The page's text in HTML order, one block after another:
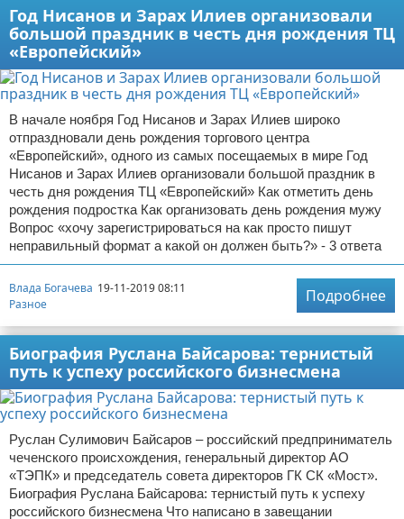
Год Нисанов и Зарах Илиев организовали
большой праздник в честь дня рождения ТЦ
«Европейский»
В начале ноября Год Нисанов и Зарах Илиев широко
отпраздновали день рождения торгового центра
«Европейский», одного из самых посещаемых в мире Год
Нисанов и Зарах Илиев организовали большой праздник в
честь дня рождения ТЦ «Европейский» Как отметить день
рождения подростка Как организовать день рождения мужу
Вопрос «хочу зарегистрироваться на как просто пишут
неправильный формат а какой он должен быть?» - 3 ответа
Влада Богачева 19-11-2019 08:11
Разное
Подробнее
Биография Руслана Байсарова: тернистый
путь к успеху российского бизнесмена
Руслан Сулимович Байсаров – российский предприниматель
чеченского происхождения, генеральный директор АО
«ТЭПК» и председатель совета директоров ГК СК «Мост».
Биография Руслана Байсарова: тернистый путь к успеху
российского бизнесмена Что написано в завещании